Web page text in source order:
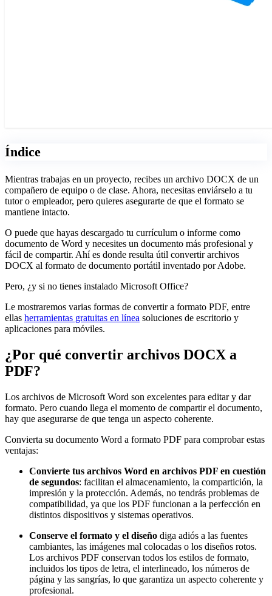
Índice
Mientras trabajas en un proyecto, recibes un archivo DOCX de un
compañero de equipo o de clase. Ahora, necesitas enviárselo a tu
tutor o empleador, pero quieres asegurarte de que el formato se
mantiene intacto.
O puede que hayas descargado tu currículum o informe como
documento de Word y necesites un documento más profesional y
fácil de compartir. Ahí es donde resulta útil convertir archivos
DOCX al formato de documento portátil inventado por Adobe.
Pero, ¿y si no tienes instalado Microsoft Office?
Le mostraremos varias formas de convertir a formato PDF, entre
ellas herramientas gratuitas en línea soluciones de escritorio y
aplicaciones para móviles.
¿Por qué convertir archivos DOCX a
PDF?
Los archivos de Microsoft Word son excelentes para editar y dar
formato. Pero cuando llega el momento de compartir el documento,
hay que asegurarse de que tenga un aspecto coherente.
Convierta su documento Word a formato PDF para comprobar estas
ventajas:
Convierte tus archivos Word en archivos PDF en cuestión
de segundos: facilitan el almacenamiento, la compartición, la
impresión y la protección. Además, no tendrás problemas de
compatibilidad, ya que los PDF funcionan a la perfección en
distintos dispositivos y sistemas operativos.
Conserve el formato y el diseño diga adiós a las fuentes
cambiantes, las imágenes mal colocadas o los diseños rotos.
Los archivos PDF conservan todos los estilos de formato,
incluidos los tipos de letra, el interlineado, los números de
página y las sangrías, lo que garantiza un aspecto coherente y
profesional.